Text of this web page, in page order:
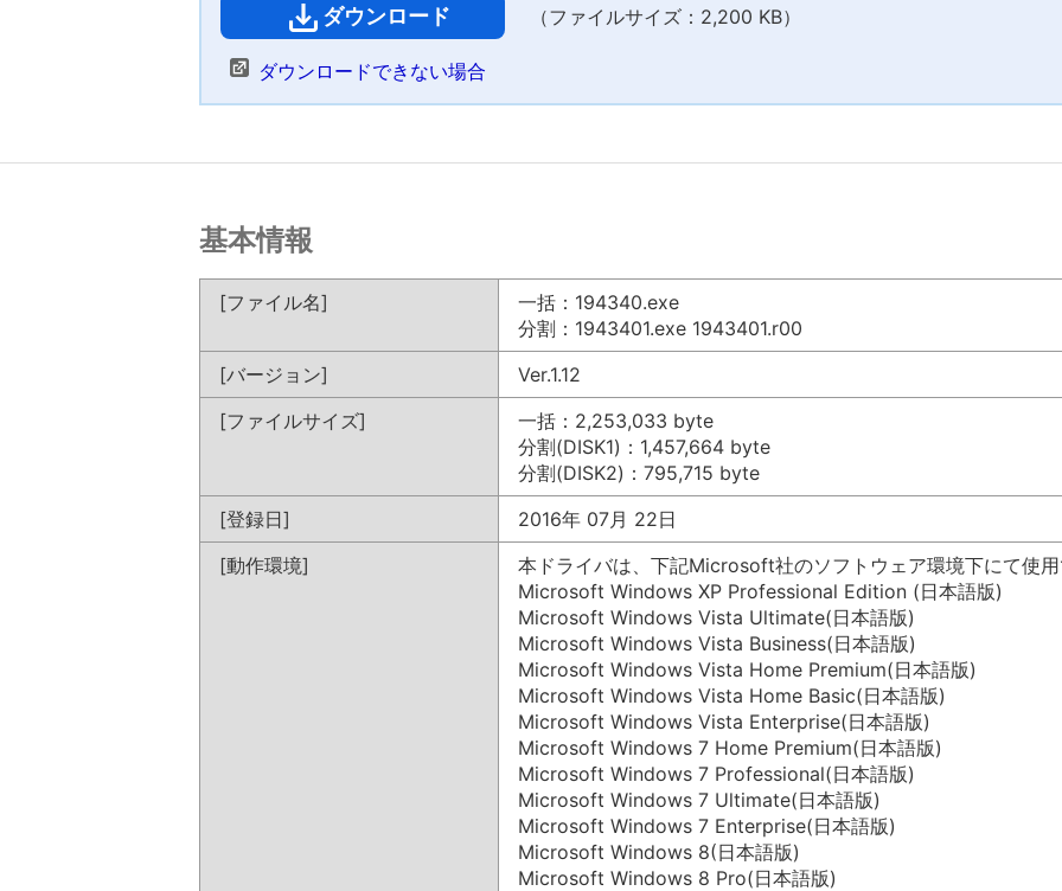
ダウンロード （ファイルサイズ：2,200 KB）
ダウンロードできない場合
基本情報
[ファイル名]
一括：194340.exe
分割：1943401.exe 1943401.r00
[バージョン]
Ver.1.12
[ファイルサイズ]
一括：2,253,033 byte
分割(DISK1)：1,457,664 byte
分割(DISK2)：795,715 byte
[登録日]
2016年 07月 22日
[動作環境]
本ドライバは、下記Microsoft社のソフトウェア環境下にて使用
Microsoft Windows XP Professional Edition (日本語版)
Microsoft Windows Vista Ultimate(日本語版)
Microsoft Windows Vista Business(日本語版)
Microsoft Windows Vista Home Premium(日本語版)
Microsoft Windows Vista Home Basic(日本語版)
Microsoft Windows Vista Enterprise(日本語版)
Microsoft Windows 7 Home Premium(日本語版)
Microsoft Windows 7 Professional(日本語版)
Microsoft Windows 7 Ultimate(日本語版)
Microsoft Windows 7 Enterprise(日本語版)
Microsoft Windows 8(日本語版)
Microsoft Windows 8 Pro(日本語版)